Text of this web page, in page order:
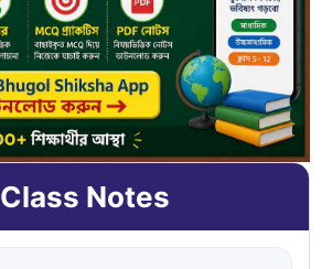
Class Notes